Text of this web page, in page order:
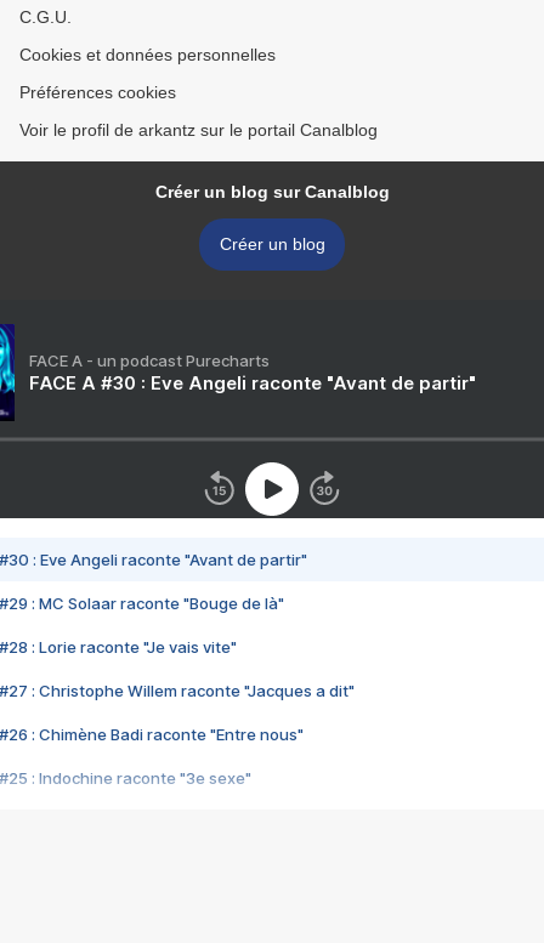
C.G.U.
Cookies et données personnelles
Préférences cookies
Voir le profil de arkantz sur le portail Canalblog
Créer un blog sur Canalblog
Créer un blog
FACE A - un podcast Purecharts
FACE A #30 : Eve Angeli raconte "Avant de partir"
#30 : Eve Angeli raconte "Avant de partir"
#29 : MC Solaar raconte "Bouge de là"
#28 : Lorie raconte "Je vais vite"
#27 : Christophe Willem raconte "Jacques a dit"
#26 : Chimène Badi raconte "Entre nous"
#25 : Indochine raconte "3e sexe"